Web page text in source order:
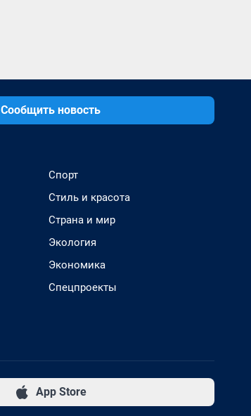
Сообщить новость
Спорт
Стиль и красота
Страна и мир
Экология
Экономика
Спецпроекты
App Store